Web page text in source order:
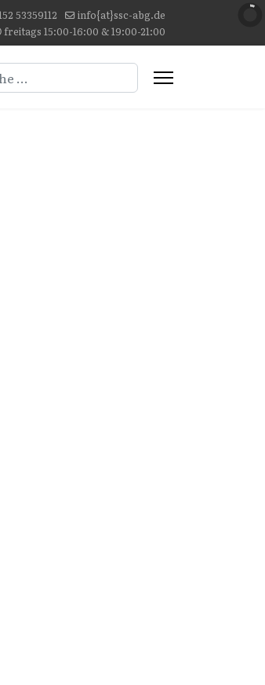
53359112
info{at}ssc-abg.de
freitags 15:00-16:00 & 19:00-21:00